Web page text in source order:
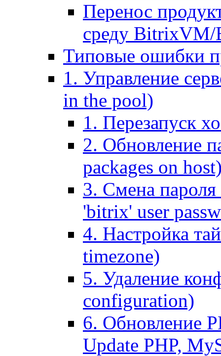
Перенос
среду
Типовые ошибки
1. Управление
in the pool)
1. Перезапуск
2. Обновление
packages on
3. Смена пароля
'bitrix' user
4. Настройка
timezone)
5. Удаление
configuration)
6. Обновление
Update PHP,